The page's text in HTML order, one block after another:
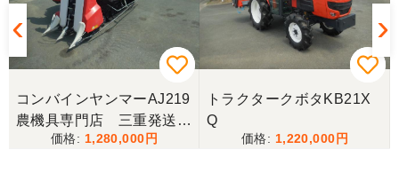
三重県／ユウスケ
購入から引き取りまでスムーズでした。ありがとう
ございました。
三重県／
当方の要望に対して、素早く対応していただき感謝
コンバインヤンマーAJ219
農機具専門店 三重発送整
備済み
1,280,000
トラクタークボタKB21X
Q
1,220,000